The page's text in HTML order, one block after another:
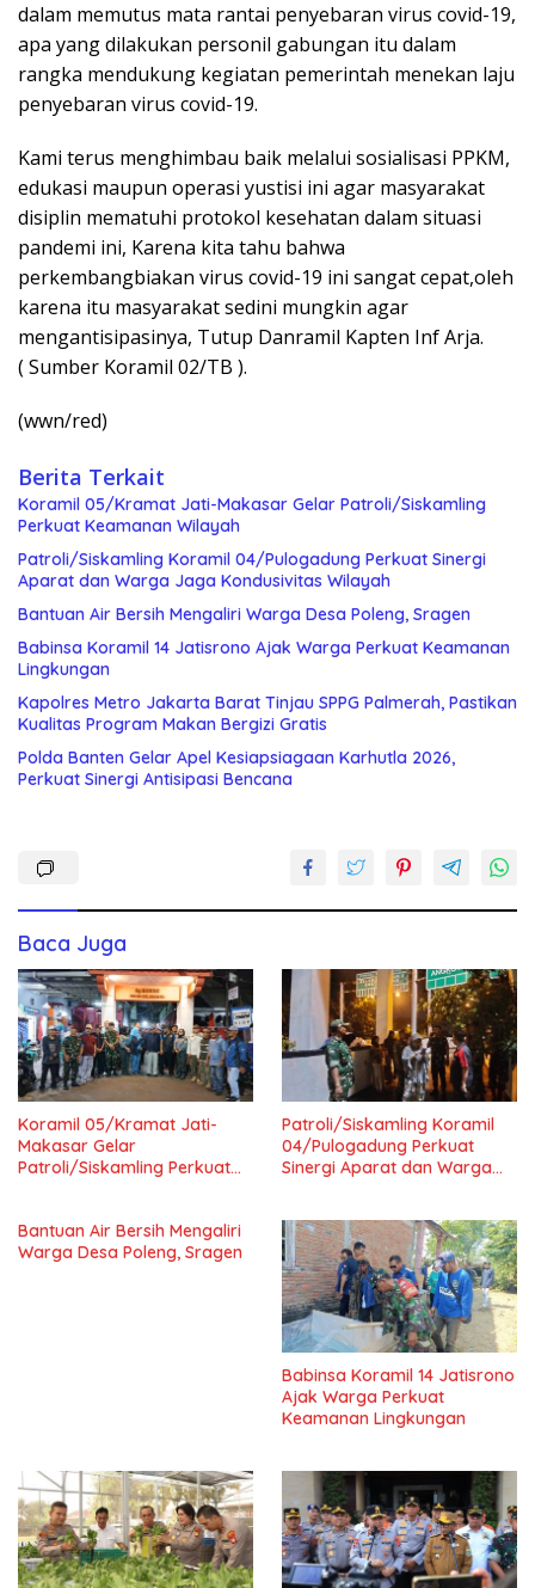
dalam memutus mata rantai penyebaran virus covid-19,
apa yang dilakukan personil gabungan itu dalam
rangka mendukung kegiatan pemerintah menekan laju
penyebaran virus covid-19.
Kami terus menghimbau baik melalui sosialisasi PPKM,
edukasi maupun operasi yustisi ini agar masyarakat
disiplin mematuhi protokol kesehatan dalam situasi
pandemi ini, Karena kita tahu bahwa
perkembangbiakan virus covid-19 ini sangat cepat,oleh
karena itu masyarakat sedini mungkin agar
mengantisipasinya, Tutup Danramil Kapten Inf Arja.
( Sumber Koramil 02/TB ).
(wwn/red)
Berita Terkait
Koramil 05/Kramat Jati-Makasar Gelar Patroli/Siskamling
Perkuat Keamanan Wilayah
Patroli/Siskamling Koramil 04/Pulogadung Perkuat Sinergi
Aparat dan Warga Jaga Kondusivitas Wilayah
Bantuan Air Bersih Mengaliri Warga Desa Poleng, Sragen
Babinsa Koramil 14 Jatisrono Ajak Warga Perkuat Keamanan
Lingkungan
Kapolres Metro Jakarta Barat Tinjau SPPG Palmerah, Pastikan
Kualitas Program Makan Bergizi Gratis
Polda Banten Gelar Apel Kesiapsiagaan Karhutla 2026,
Perkuat Sinergi Antisipasi Bencana
Baca Juga
Koramil 05/Kramat Jati-
Makasar Gelar
Patroli/Siskamling Perkuat
Patroli/Siskamling Koramil
04/Pulogadung Perkuat
Sinergi Aparat dan Warga
Bantuan Air Bersih Mengaliri
Warga Desa Poleng, Sragen
Babinsa Koramil 14 Jatisrono
Ajak Warga Perkuat
Keamanan Lingkungan